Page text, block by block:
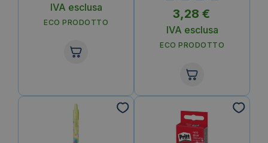
IVA esclusa
ECO PRODOTTO
3,28 €
IVA esclusa
ECO PRODOTTO